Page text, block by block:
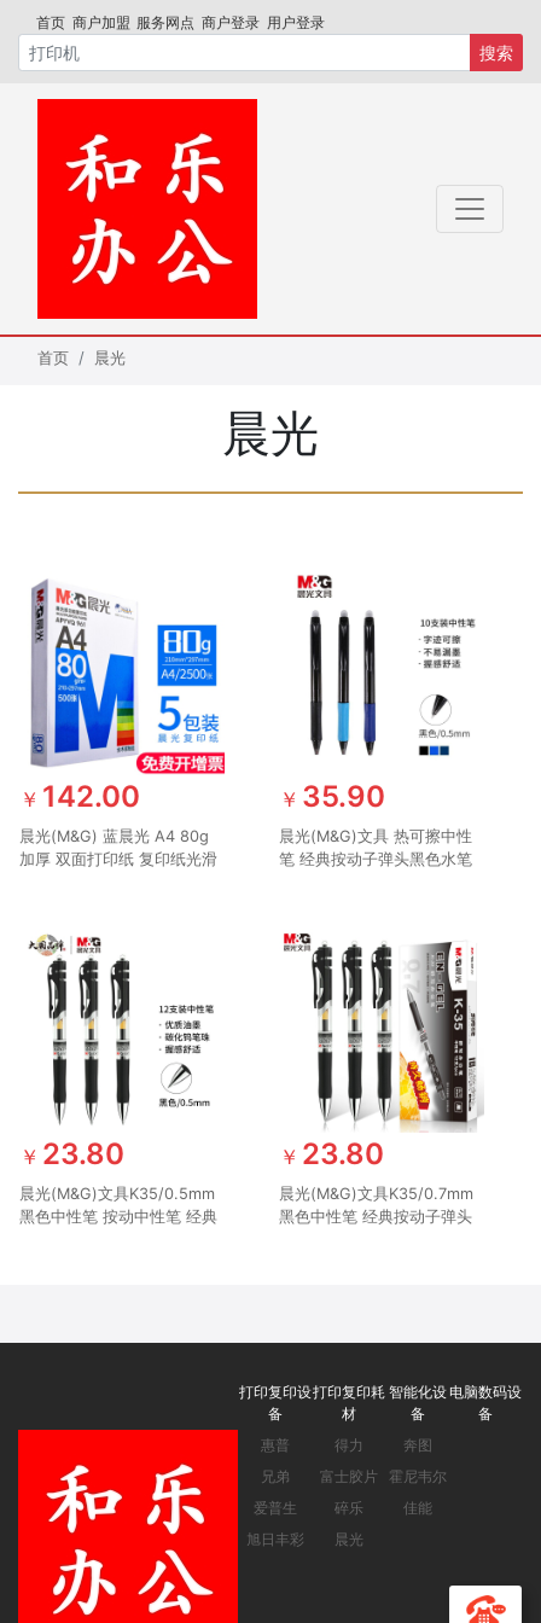
首页 商户加盟 服务网点 商户登录 用户登录
搜索
首页 晨光
晨光
￥ 142.00
晨光(M&G) 蓝晨光 A4 80g
加厚 双面打印纸 复印纸光滑
￥ 35.90
晨光(M&G)文具 热可擦中性
笔 经典按动子弹头黑色水笔
￥ 23.80
晨光(M&G)文具K35/0.5mm
黑色中性笔 按动中性笔 经典
￥ 23.80
晨光(M&G)文具K35/0.7mm
黑色中性笔 经典按动子弹头
打印复印设
备
惠普
兄弟
爱普生
旭日丰彩
打印复印耗
材
得力
富士胶片
碎乐
晨光
智能化设
备
奔图
霍尼韦尔
佳能
电脑数码设
备